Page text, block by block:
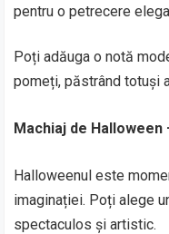
pentru o petrecere
Poți adăuga o notă
pomeți, păstrând totuși
Machiaj de
Halloweenul este
imaginației. Poți alege
spectaculos și artistic.